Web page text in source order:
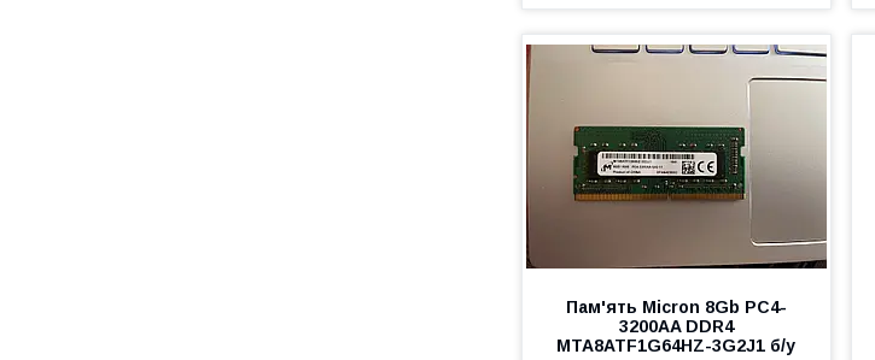
Пам'ять Micron 8Gb PC4-
3200AA DDR4
MTA8ATF1G64HZ-3G2J1 б/у